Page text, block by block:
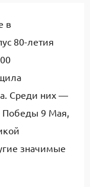
в
80-летия
Среди них —
Победы 9 Мая,
значимые